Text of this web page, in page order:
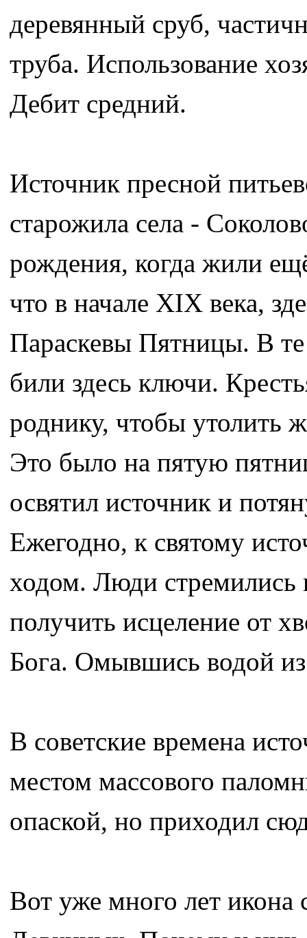
деревянный сруб,
труба. Использование
Дебит средний.
Источник пресной
старожила села -
рождения, когда жили
что в начале XIX века,
Параскевы Пятницы. В
били здесь ключи.
роднику, чтобы утолить
Это было на пятую
освятил источник и
Ежегодно, к святому
ходом. Люди стремились
получить исцеление от
Бога. Омывшись водой
В советские времена
местом массового
опаской, но приходил
Вот уже много лет икона